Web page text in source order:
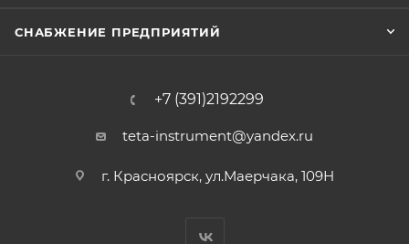
СНАБЖЕНИЕ ПРЕДПРИЯТИЙ
+7 (391)2192299
teta-instrument@yandex.ru
г. Красноярск, ул.Маерчака, 109Н